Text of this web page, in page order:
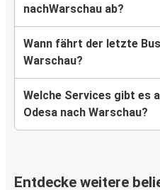
nachWarschau ab?
Wann fährt der letzte
Warschau?
Welche Services gibt es
Odesa nach Warschau?
Entdecke weitere